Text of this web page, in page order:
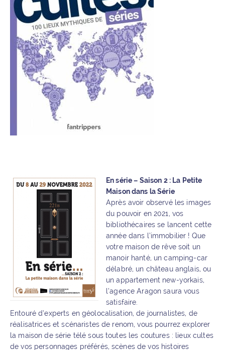
En série – Saison 2 : La Petite
Maison dans la Série
Après avoir observé les images
du pouvoir en 2021, vos
bibliothécaires se lancent cette
année dans l’immobilier ! Que
votre maison de rêve soit un
manoir hanté, un camping-car
délabré, un château anglais, ou
un appartement new-yorkais,
l’agence Aragon saura vous
satisfaire.
Entouré d’experts en géolocalisation, de journalistes, de
réalisatrices et scénaristes de renom, vous pourrez explorer
la maison de série télé sous toutes les coutures : lieux cultes
de vos personnages préférés, scènes de vos histoires